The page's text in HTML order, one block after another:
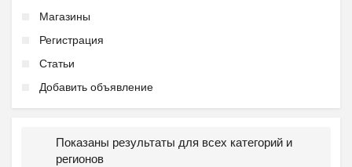
Магазины
Регистрация
Статьи
Добавить объявление
Показаны результаты для всех категорий и
регионов